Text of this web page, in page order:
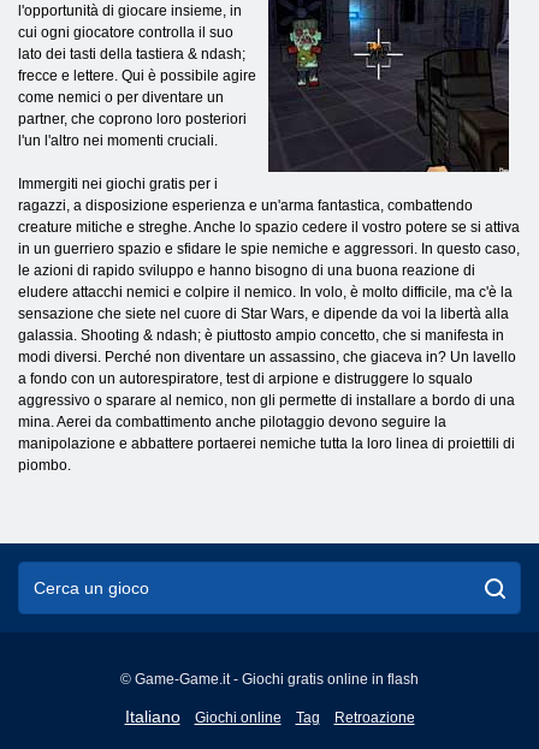
l'opportunità di giocare insieme, in
cui ogni giocatore controlla il suo
lato dei tasti della tastiera & ndash;
frecce e lettere. Qui è possibile agire
come nemici o per diventare un
partner, che coprono loro posteriori
l'un l'altro nei momenti cruciali.
Immergiti nei giochi gratis per i
ragazzi, a disposizione esperienza e un'arma fantastica, combattendo
creature mitiche e streghe. Anche lo spazio cedere il vostro potere se si attiva
in un guerriero spazio e sfidare le spie nemiche e aggressori. In questo caso,
le azioni di rapido sviluppo e hanno bisogno di una buona reazione di
eludere attacchi nemici e colpire il nemico. In volo, è molto difficile, ma c'è la
sensazione che siete nel cuore di Star Wars, e dipende da voi la libertà alla
galassia. Shooting & ndash; è piuttosto ampio concetto, che si manifesta in
modi diversi. Perché non diventare un assassino, che giaceva in? Un lavello
a fondo con un autorespiratore, test di arpione e distruggere lo squalo
aggressivo o sparare al nemico, non gli permette di installare a bordo di una
mina. Aerei da combattimento anche pilotaggio devono seguire la
manipolazione e abbattere portaerei nemiche tutta la loro linea di proiettili di
piombo.
© Game-Game.it - Giochi gratis online in flash
Italiano
English
Giochi online Tag Retroazione